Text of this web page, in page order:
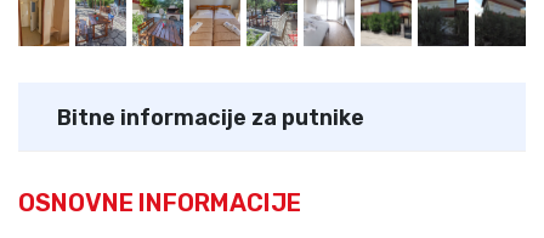
Bitne informacije za putnike
OSNOVNE INFORMACIJE